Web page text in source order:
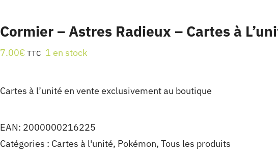
Cormier – Astres Radieux – Cartes à
7.00€ TTC 1 en stock
Cartes à l’unité en vente exclusivement au boutique
EAN: 2000000216225
Catégories : Cartes à l'unité, Pokémon, Tous les produits